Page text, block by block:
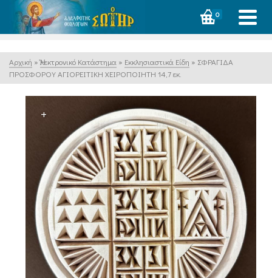
0
Αρχική » Ἠλεκτρονικό Κατάστημα » Εκκλησιαστικά Είδη » ΣΦΡΑΓΙΔΑ
ΠΡΟΣΦΟΡΟΥ ΑΓΙΟΡΕΙΤΙΚΗ ΧΕΙΡΟΠΟΙΗΤΗ 14,7 εκ.